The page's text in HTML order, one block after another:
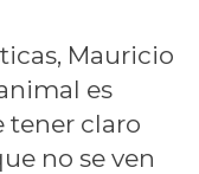
Mauricio
es
tener claro
no se ven